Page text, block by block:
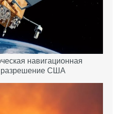
навигационная
разрешение США